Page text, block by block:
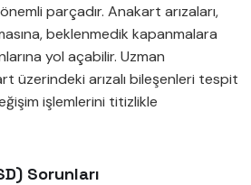
parçadır. Anakart arızaları,
beklenmedik kapanmalara
yol açabilir. Uzman
üzerindeki arızalı bileşenleri tespit
işlemlerini titizlikle
Sorunları